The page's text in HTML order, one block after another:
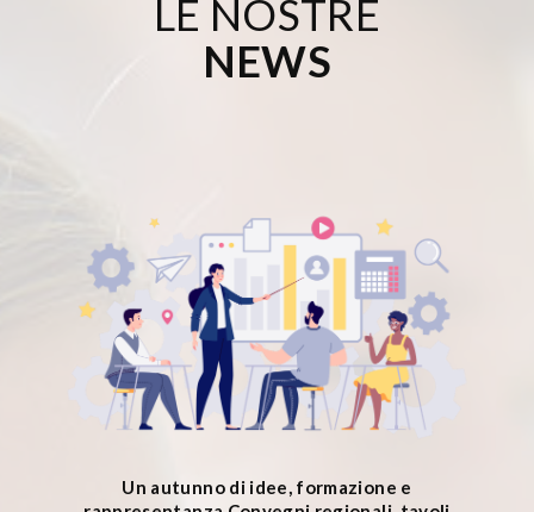
LE NOSTRE
NEWS
Un autunno di idee, formazione e